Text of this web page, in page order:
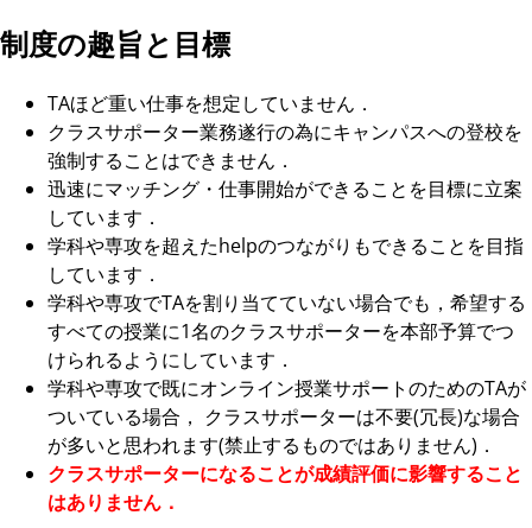
制度の趣旨と目標
TAほど重い仕事を想定していません．
クラスサポーター業務遂行の為にキャンパスへの登校を
強制することはできません．
迅速にマッチング・仕事開始ができることを目標に立案
しています．
学科や専攻を超えたhelpのつながりもできることを目指
しています．
学科や専攻でTAを割り当てていない場合でも，希望する
すべての授業に1名のクラスサポーターを本部予算でつ
けられるようにしています．
学科や専攻で既にオンライン授業サポートのためのTAが
ついている場合， クラスサポーターは不要(冗長)な場合
が多いと思われます(禁止するものではありません)．
クラスサポーターになることが成績評価に影響すること
はありません．